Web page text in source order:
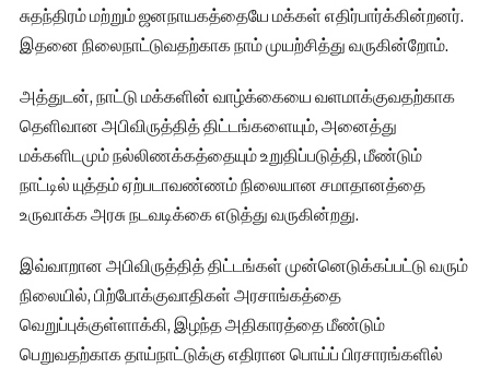
சுதந்திரம் மற்றும் ஜனநாயகத்தையே மக்கள் எதிர்பார்க்கின்றனர்.
இதனை நிலைநாட்டுவதற்காக நாம் முயற்சித்து வருகின்றோம்.
அத்துடன், நாட்டு மக்களின் வாழ்க்கையை வளமாக்குவதற்காக
தெளிவான அபிவிருத்தித் திட்டங்களையும், அனைத்து
மக்களிடமும் நல்லிணக்கத்தையும் உறுதிப்படுத்தி, மீண்டும்
நாட்டில் யுத்தம் ஏற்படாவண்ணம் நிலையான சமாதானத்தை
உருவாக்க அரசு நடவடிக்கை எடுத்து வருகின்றது.
இவ்வாறான அபிவிருத்தித் திட்டங்கள் முன்னெடுக்கப்பட்டு வரும்
நிலையில், பிற்போக்குவாதிகள் அரசாங்கத்தை
வெறுப்புக்குள்ளாக்கி, இழந்த அதிகாரத்தை மீண்டும்
பெறுவதற்காக தாய்நாட்டுக்கு எதிரான பொய்ப் பிரசாரங்களில்